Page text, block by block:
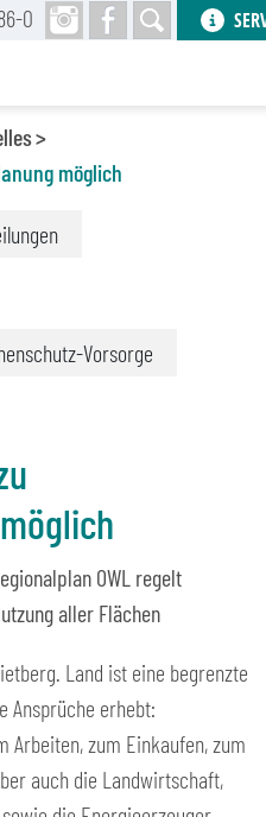
möglich
Vorsorge
OWL regelt
aller Flächen
Land ist eine begrenzte
Ansprüche erhebt:
Arbeiten, zum Einkaufen, zum
auch die Landwirtschaft,
0